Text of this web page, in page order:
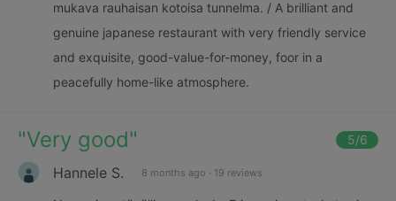
mukava rauhaisan kotoisa tunnelma. / A brilliant and
genuine japanese restaurant with very friendly service
and exquisite, good-value-for-money, foor in a
peacefully home-like atmosphere.
"Very good" 5/6
Hannele S. 8 months ago · 19 reviews